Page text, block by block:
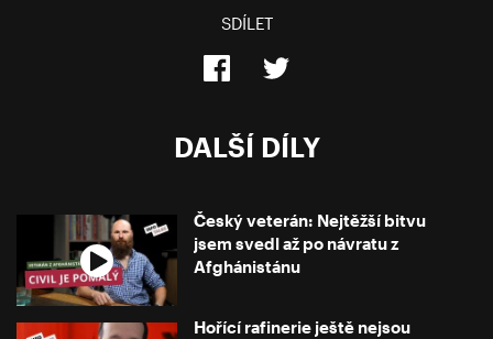
SDÍLET
DALŠÍ DÍLY
Český veterán: Nejtěžší bitvu
jsem svedl až po návratu z
Afghánistánu
Hořící rafinerie ještě nejsou